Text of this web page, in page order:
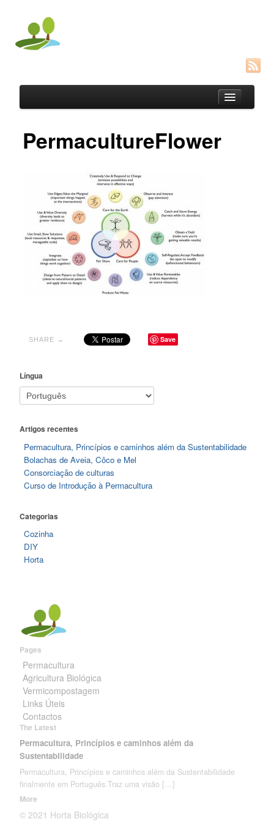
Agricultura Biológica
Vermicompostagem
Links Úteis
Contactos
PermacultureFlower
SHARE → Save
Língua
Artigos recentes
Permacultura, Princípios e caminhos além da Sustentabilidade
Bolachas de Aveia, Côco e Mel
Consorciação de culturas
Curso de Introdução à Permacultura
Categorias
Cozinha
DIY
Horta
Pages
Permacultura
Agricultura Biológica
Vermicompostagem
Links Úteis
Contactos
The Latest
Permacultura, Princípios e caminhos além da
Sustentabilidade
Permacultura, Princípios e caminhos além da Sustentabilidade
finalmente em Português.Traz uma visão […]
More
© 2021 Horta Biológica